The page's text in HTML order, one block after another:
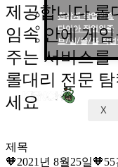
천상계 작업인증
다이아 작업인증
브/실/골/플 작업
X
제공합니다 롤
임속 안에 게
주는 서비스를
롤대리 전문
세요
제목
🧡2021년 8월25일